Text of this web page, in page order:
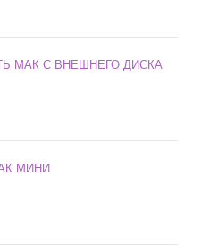
МАК С ВНЕШНЕГО ДИСКА
МИНИ